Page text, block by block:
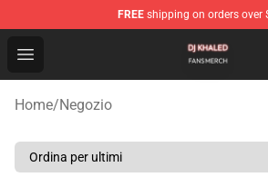
FREE shipping on orders over
Open menu
Dj Khaled Shop - Official Dj Khaled
Home/Negozio